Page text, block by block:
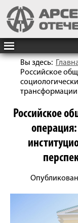
Вы здесь:
Российское
трансформации
Российское